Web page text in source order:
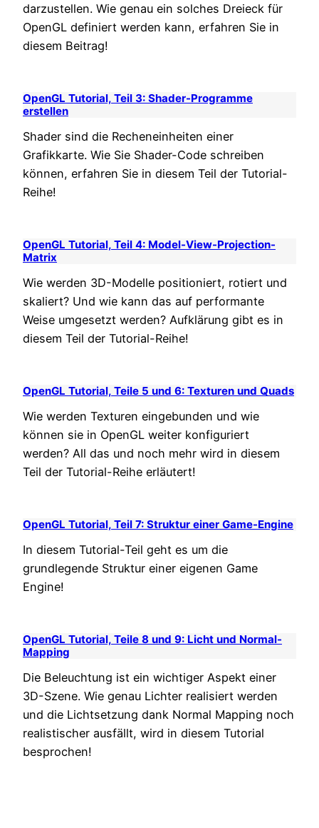
darzustellen. Wie genau ein solches Dreieck für
OpenGL definiert werden kann, erfahren Sie in
diesem Beitrag!
OpenGL Tutorial, Teil 3: Shader-Programme
erstellen
Shader sind die Recheneinheiten einer
Grafikkarte. Wie Sie Shader-Code schreiben
können, erfahren Sie in diesem Teil der Tutorial-
Reihe!
OpenGL Tutorial, Teil 4: Model-View-Projection-
Matrix
Wie werden 3D-Modelle positioniert, rotiert und
skaliert? Und wie kann das auf performante
Weise umgesetzt werden? Aufklärung gibt es in
diesem Teil der Tutorial-Reihe!
OpenGL Tutorial, Teile 5 und 6: Texturen und Quads
Wie werden Texturen eingebunden und wie
können sie in OpenGL weiter konfiguriert
werden? All das und noch mehr wird in diesem
Teil der Tutorial-Reihe erläutert!
OpenGL Tutorial, Teil 7: Struktur einer Game-Engine
In diesem Tutorial-Teil geht es um die
grundlegende Struktur einer eigenen Game
Engine!
OpenGL Tutorial, Teile 8 und 9: Licht und Normal-
Mapping
Die Beleuchtung ist ein wichtiger Aspekt einer
3D-Szene. Wie genau Lichter realisiert werden
und die Lichtsetzung dank Normal Mapping noch
realistischer ausfällt, wird in diesem Tutorial
besprochen!